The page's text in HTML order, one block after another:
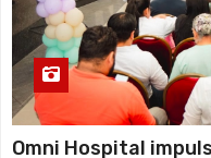
Omni Hospital